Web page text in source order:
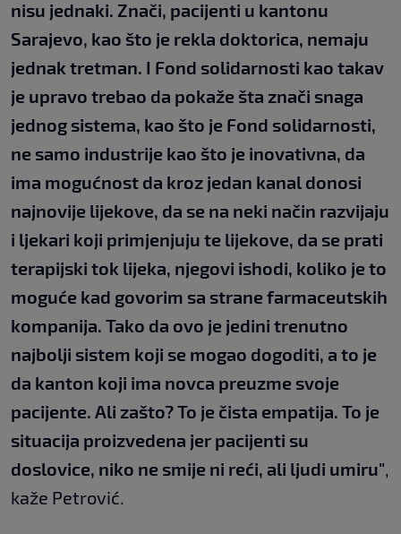
nisu jednaki. Znači, pacijenti u kantonu
Sarajevo, kao što je rekla doktorica, nemaju
jednak tretman. I Fond solidarnosti kao takav
je upravo trebao da pokaže šta znači snaga
jednog sistema, kao što je Fond solidarnosti,
ne samo industrije kao što je inovativna, da
ima mogućnost da kroz jedan kanal donosi
najnovije lijekove, da se na neki način razvijaju
i ljekari koji primjenjuju te lijekove, da se prati
terapijski tok lijeka, njegovi ishodi, koliko je to
moguće kad govorim sa strane farmaceutskih
kompanija. Tako da ovo je jedini trenutno
najbolji sistem koji se mogao dogoditi, a to je
da kanton koji ima novca preuzme svoje
pacijente. Ali zašto? To je čista empatija. To je
situacija proizvedena jer pacijenti su
doslovice, niko ne smije ni reći, ali ljudi umiru"
kaže Petrović.